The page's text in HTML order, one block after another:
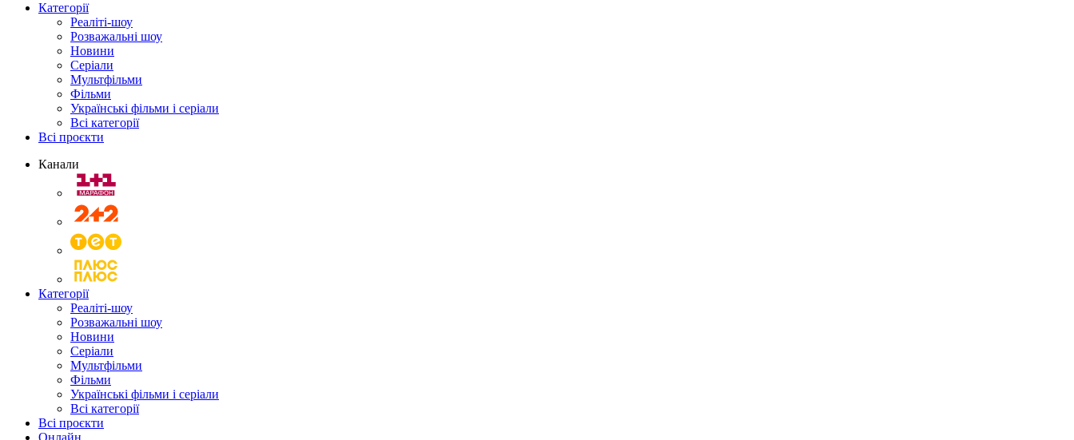
Категорії
Реаліті-шоу
Розважальні шоу
Новини
Серіали
Мультфільми
Фільми
Українські фільми і серіали
Всі категорії
Всі проєкти
Канали
Категорії
Реаліті-шоу
Розважальні шоу
Новини
Серіали
Мультфільми
Фільми
Українські фільми і серіали
Всі категорії
Всі проєкти
Онлайн